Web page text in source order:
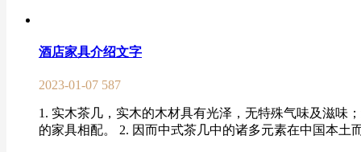
酒店家具介绍文字
2023-01-07 587
1. 实木茶几，实木的木材具有光泽，无特殊气味及滋味
的家具相配。 2. 因而中式茶几中的诸多元素在中国本土